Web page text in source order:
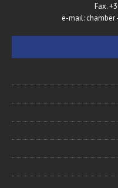
Fax.
e-mail: chamber